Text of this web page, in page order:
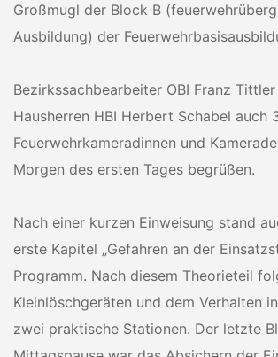
Großmugl der Block B
Ausbildung) der
Bezirkssachbearbeiter OBI Franz
Hausherren HBI Herbert Schabel auch
Feuerwehrkameradinnen und
Morgen des ersten Tages begrüßen.
Nach einer kurzen Einweisung stand
erste Kapitel „Gefahren an der
Programm. Nach diesem Theorieteil
Kleinlöschgeräten und dem Verhalten
zwei praktische Stationen. Der letzte